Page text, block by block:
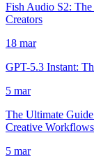
Fish Audio S2:
Creators
18 mar
GPT-5.3 Instant:
5 mar
The Ultimate
Creative Workflows
5 mar